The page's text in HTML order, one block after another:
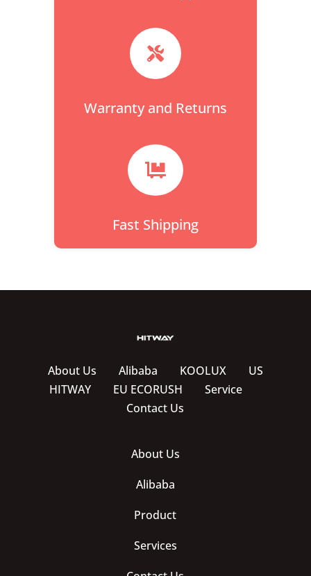

Warranty and Returns

Fast Shipping
About Us Alibaba KOOLUX
US
HITWAY
EU ECORUSH
Service
Contact Us
About Us
Alibaba
Product
Services